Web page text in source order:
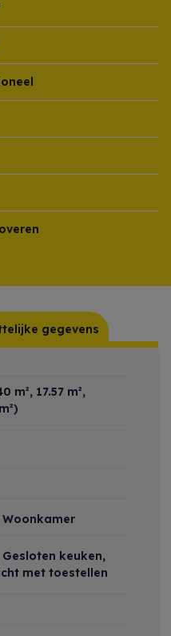
gegevens
m², 17.57 m²,
Woonkamer
Gesloten keuken,
met toestellen